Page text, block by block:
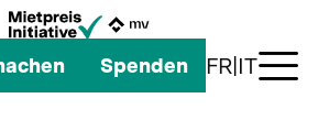
Spenden FR IT